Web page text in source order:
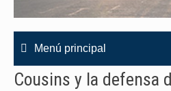
Menú principal
Cousins y la defensa